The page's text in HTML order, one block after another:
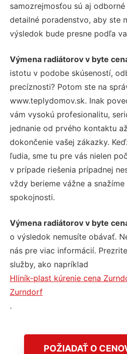
samozrejmosťou sú aj
detailné poradenstvo, aby ste
výsledok bude presne podľa
Výmena radiátorov v byte
istotu v podobe skúseností,
precíznosti? Potom ste na
www.teplydomov.sk. Inak
vám vysokú profesionalitu,
jednanie od prvého kontaktu
dokončenie vašej zákazky.
ľudia, sme tu pre vás nielen
v prípade riešenia prípadnej
vždy berieme vážne a
spokojnosti.
Výmena radiátorov v byte
o výsledok nemusíte obávať.
nás pre viac informácií.
služby, ako napríklad
Hliník-plast kúrenie cena
Zurndorf
.
POŽIADAŤ O